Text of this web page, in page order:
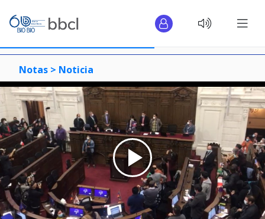
Notas > Noticia